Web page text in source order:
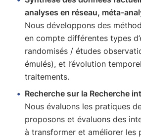
analyses en réseau, méta-
Nous développons des
en compte différentes types
randomisés / études
émulés), et l’évolution
traitements.
Recherche sur la Recherche
Nous évaluons les pratiques
proposons et évaluons des
à transformer et améliorer les